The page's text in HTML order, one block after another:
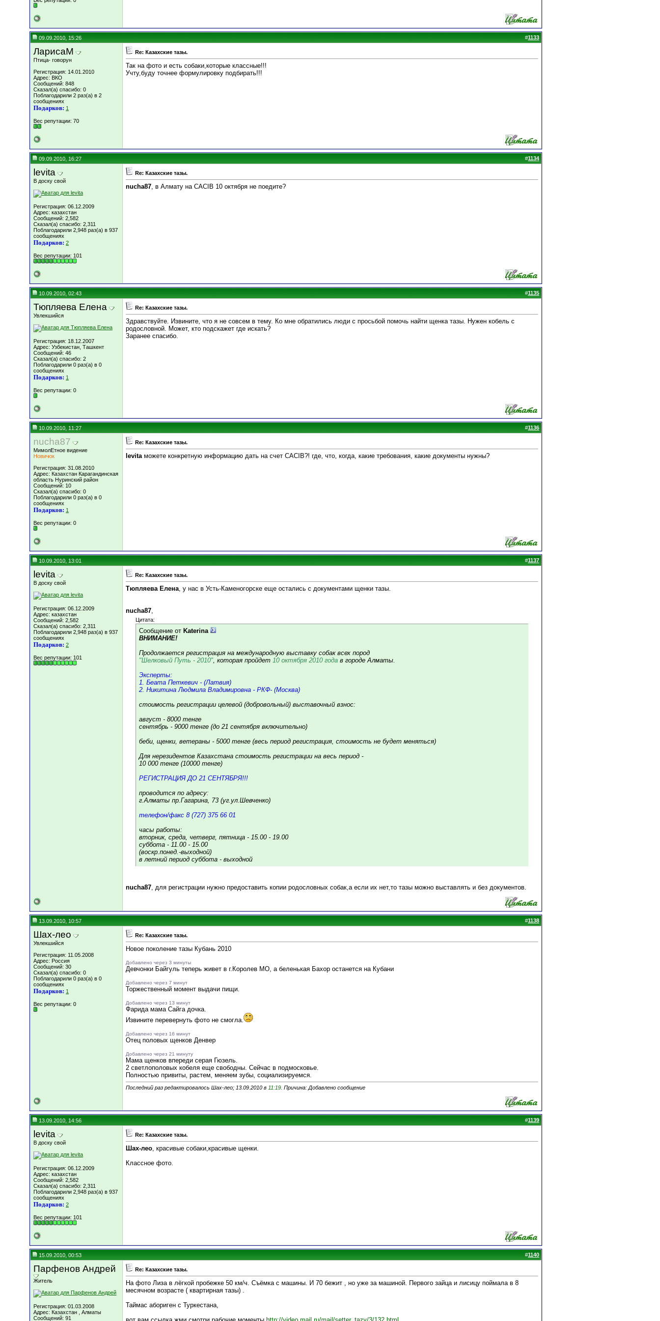
09.09.2010, 15:26 #1133
ЛарисаМ
Птица- говорун
Регистрация: 14.01.2010
Адрес: ВКО
Сообщений: 848
Сказал(а) спасибо: 0
Поблагодарили 2 раз(а) в 2
сообщениях
Подарков: 1
Вес репутации: 70
Re: Казахские тазы.
Так на фото и есть собаки,которые классные!!!
Учту,буду точнее формулировку подбирать!!!
09.09.2010, 16:27 #1134
levita
В доску свой
Регистрация: 06.12.2009
Адрес: казахстан
Сообщений: 2,582
Сказал(а) спасибо: 2,311
Поблагодарили 2,948 раз(а) в 937
сообщениях
Подарков: 2
Вес репутации: 101
Re: Казахские тазы.
nucha87, в Алмату на CACIB 10 октября не поедите?
10.09.2010, 02:43 #1135
Тюпляева Елена
Увлекшийся
Регистрация: 18.12.2007
Адрес: Узбекистан, Ташкент
Сообщений: 46
Сказал(а) спасибо: 2
Поблагодарили 0 раз(а) в 0
сообщениях
Подарков: 1
Вес репутации: 0
Re: Казахские тазы.
Здравствуйте. Извините, что я не совсем в тему. Ко мне обратились люди с просьбой помочь найти щенка тазы. Нужен кобель с
родословной. Может, кто подскажет где искать?
Заранее спасибо.
10.09.2010, 11:27 #1136
nucha87
МимолЕтное видение
Новичок
Регистрация: 31.08.2010
Адрес: Казахстан Карагандинская
область Нуринский район
Сообщений: 10
Сказал(а) спасибо: 0
Поблагодарили 0 раз(а) в 0
сообщениях
Подарков: 1
Вес репутации: 0
Re: Казахские тазы.
levitaможете конкретную информацию дать на счет CACIB?! где, что, когда, какие требования, какие документы нужны?
10.09.2010, 13:01 #1137
levita
В доску свой
Регистрация: 06.12.2009
Адрес: казахстан
Сообщений: 2,582
Сказал(а) спасибо: 2,311
Поблагодарили 2,948 раз(а) в 937
сообщениях
Подарков: 2
Вес репутации: 101
Re: Казахские тазы.
Тюпляева Елена, у нас в Усть-Каменогорске еще остались с документами щенки тазы.
nucha87,
Цитата:
Сообщение от Katerina
ВНИМАНИЕ!
Продолжается регистрация на международную выставку собак всех пород
"Шелковый Путь - 2010", которая пройдет 10 октября 2010 года в городе Алматы.
Эксперты:
1. Беата Петкевич - (Латвия)
2. Никитина Людмила Владимировна - РКФ- (Москва)
стоимость регистрации целевой (добровольный) выставочный взнос:
август - 8000 тенге
сентябрь - 9000 тенге (до 21 сентября включительно)
беби, щенки, ветераны - 5000 тенге (весь период регистрация, стоимость не будет меняться)
Для нерезидентов Казахстана стоимость регистрации на весь период -
10 000 тенге (10000 тенге)
РЕГИСТРАЦИЯ ДО 21 СЕНТЯБРЯ!!!
проводится по адресу:
г.Алматы пр.Гагарина, 73 (уг.ул.Шевченко)
телефон/факс 8 (727) 375 66 01
часы работы:
вторник, среда, четверг, пятница - 15.00 - 19.00
суббота - 11.00 - 15.00
(воскр.понед.-выходной)
в летний период суббота - выходной
nucha87, для регистрации нужно предоставить копии родословных собак,а если их нет,то тазы можно выставлять и без документов.
13.09.2010, 10:57 #1138
Шах-лео
Увлекшийся
Регистрация: 11.05.2008
Адрес: Россия
Сообщений: 30
Сказал(а) спасибо: 0
Поблагодарили 0 раз(а) в 0
сообщениях
Подарков: 1
Вес репутации: 0
Re: Казахские тазы.
Новое поколение тазы Кубань 2010
Добавлено через 3 минуты
Девчонки Байгуль теперь живет в г.Королев МО, а беленькая Бахор останется на Кубани
Добавлено через 7 минут
Торжественный момент выдачи пищи.
Добавлено через 13 минут
Фарида мама Сайга дочка.
Извините перевернуть фото не смогла.
Добавлено через 16 минут
Отец половых щенков Денвер
Добавлено через 21 минуту
Мама щенков впереди серая Гюзель.
2 светлополовых кобеля еще свободны. Сейчас в подмосковье.
Полностью привиты, растем, меняем зубы, социализируемся.
Последний раз редактировалось Шах-лео; 13.09.2010 в 11:19 . Причина: Добавлено сообщение
13.09.2010, 14:56 #1139
levita
В доску свой
Регистрация: 06.12.2009
Адрес: казахстан
Сообщений: 2,582
Сказал(а) спасибо: 2,311
Поблагодарили 2,948 раз(а) в 937
сообщениях
Подарков: 2
Вес репутации: 101
Re: Казахские тазы.
Шах-лео, красивые собаки,красивые щенки.
Классное фото.
15.09.2010, 00:53 #1140
Парфенов Андрей
Житель
Регистрация: 01.03.2008
Адрес: Казахстан , Алматы
Сообщений: 91
Re: Казахские тазы.
На фото Лиза в лёгкой пробежке 50 км/ч. Съёмка с машины. И 70 бежит , но уже за машиной. Первого зайца и лисицу поймала в 8
месячном возрасте ( квартирная тазы) .
Таймас абориген с Туркестана,